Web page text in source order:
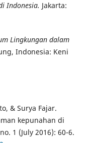
Indonesia. Jakarta:
Lingkungan dalam
Indonesia: Keni
& Surya Fajar.
kepunahan di
1 (July 2016): 60-6.